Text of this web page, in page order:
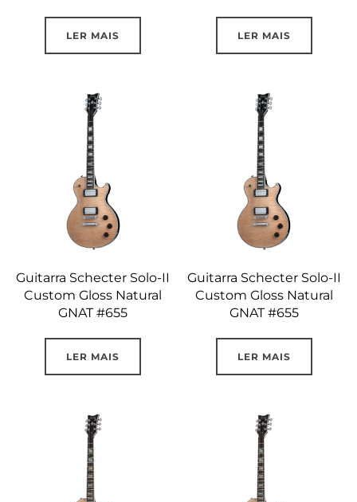
LER MAIS LER MAIS
Guitarra Schecter Solo-II
Custom Gloss Natural
GNAT #655
LER MAIS
Guitarra Schecter Solo-II
Custom Gloss Natural
GNAT #655
LER MAIS